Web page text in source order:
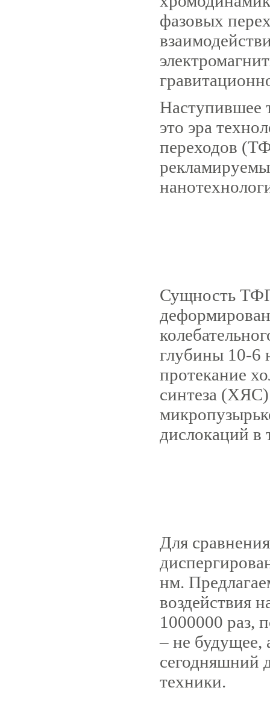
фазовых
Наступившее
это эра
переходов
Сущность
глубины 10-6
протекание
синтеза
дислокаций в
Для
нм.
воздействия
1000000 раз,
– не будущее,
сегодняшний
техники.